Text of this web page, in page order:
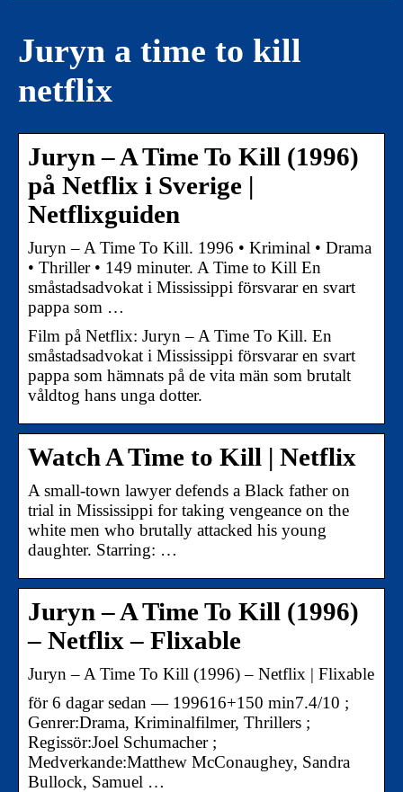
Juryn a time to kill
netflix
Juryn – A Time To Kill (1996)
på Netflix i Sverige |
Netflixguiden
Juryn – A Time To Kill. 1996 • Kriminal • Drama
• Thriller • 149 minuter. A Time to Kill En
småstadsadvokat i Mississippi försvarar en svart
pappa som …
Film på Netflix: Juryn – A Time To Kill. En
småstadsadvokat i Mississippi försvarar en svart
pappa som hämnats på de vita män som brutalt
våldtog hans unga dotter.
Watch A Time to Kill | Netflix
A small-town lawyer defends a Black father on
trial in Mississippi for taking vengeance on the
white men who brutally attacked his young
daughter. Starring: …
Juryn – A Time To Kill (1996)
– Netflix – Flixable
Juryn – A Time To Kill (1996) – Netflix | Flixable
för 6 dagar sedan — 199616+150 min7.4/10 ;
Genrer:Drama, Kriminalfilmer, Thrillers ;
Regissör:Joel Schumacher ;
Medverkande:Matthew McConaughey, Sandra
Bullock, Samuel …